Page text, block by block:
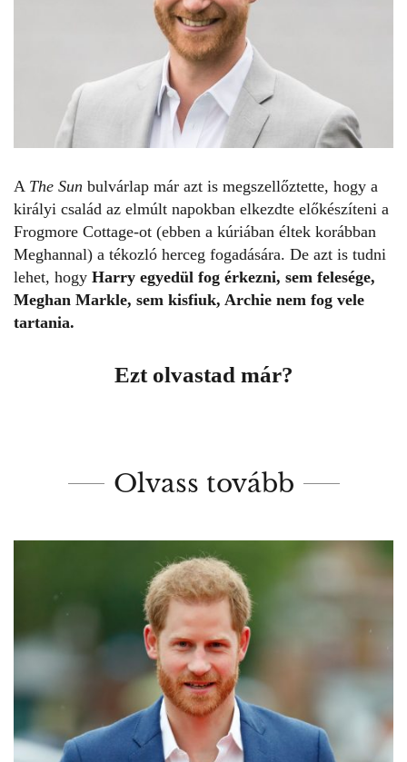
A The Sun bulvárlap már azt is megszellőztette, hogy a
királyi család az elmúlt napokban elkezdte előkészíteni a
Frogmore Cottage-ot (ebben a kúriában éltek korábban
Meghannal) a tékozló herceg fogadására. De azt is tudni
lehet, hogy Harry egyedül fog érkezni, sem felesége,
Meghan Markle, sem kisfiuk, Archie nem fog vele
tartania.
Ezt olvastad már?
Olvass tovább